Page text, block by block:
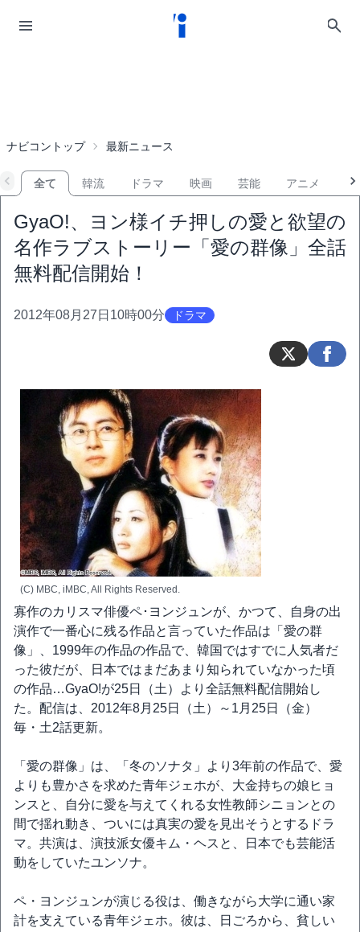
ナビコントップ 最新ニュース
全て 韓流 ドラマ 映画 芸能 アニメ
GyaO!、ヨン様イチ押しの愛と欲望の
名作ラブストーリー「愛の群像」全話
無料配信開始！
2012年08月27日10時00分 ドラマ
(C) MBC, iMBC, All Rights Reserved.
寡作のカリスマ俳優ペ･ヨンジュンが、かつて、自身の出
演作で一番心に残る作品と言っていた作品は「愛の群
像」、1999年の作品の作品で、韓国ではすでに人気者だ
った彼だが、日本ではまだあまり知られていなかった頃
の作品…GyaO!が25日（土）より全話無料配信開始し
た。配信は、2012年8月25日（土）～1月25日（金）
毎・土2話更新。
「愛の群像」は、「冬のソナタ」より3年前の作品で、愛
よりも豊かさを求めた青年ジェホが、大金持ちの娘ヒョ
ンスと、自分に愛を与えてくれる女性教師シニョンとの
間で揺れ動き、ついには真実の愛を見出そうとするドラ
マ。共演は、演技派女優キム・ヘスと、日本でも芸能活
動をしていたユンソナ。
ペ・ヨンジュンが演じる役は、働きながら大学に通い家
計を支えている青年ジェホ。彼は、日ごろから、貧しい